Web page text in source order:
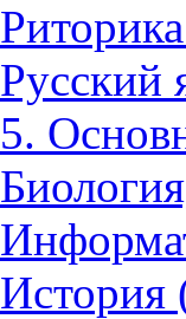
Русский
5.
История